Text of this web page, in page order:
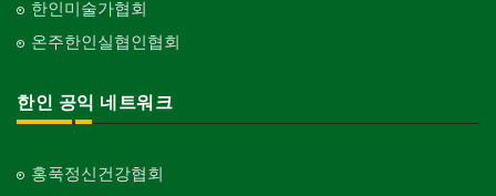
한인미술가협회
온주한인실협인협회
한인 공익 네트워크
홍푹정신건강협회